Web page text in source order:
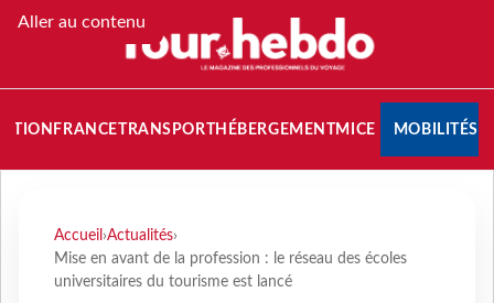
Aller au contenu
FRANCETRANSPORT HÉBERGEMENTMICE MOBILITÉS
Accueil ›Actualités›
Mise en avant de la profession : le réseau des écoles
universitaires du tourisme est lancé